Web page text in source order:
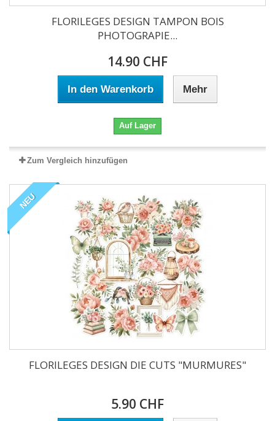
FLORILEGES DESIGN TAMPON BOIS
PHOTOGRAPIE...
14.90 CHF
In den Warenkorb Mehr
Auf Lager
Zum Vergleich hinzufügen
NEU
FLORILEGES DESIGN DIE CUTS "MURMURES"
5.90 CHF